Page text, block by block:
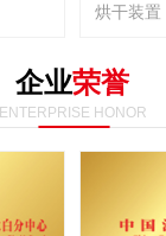
烘干装置
企业荣誉
ENTERPRISE HONOR